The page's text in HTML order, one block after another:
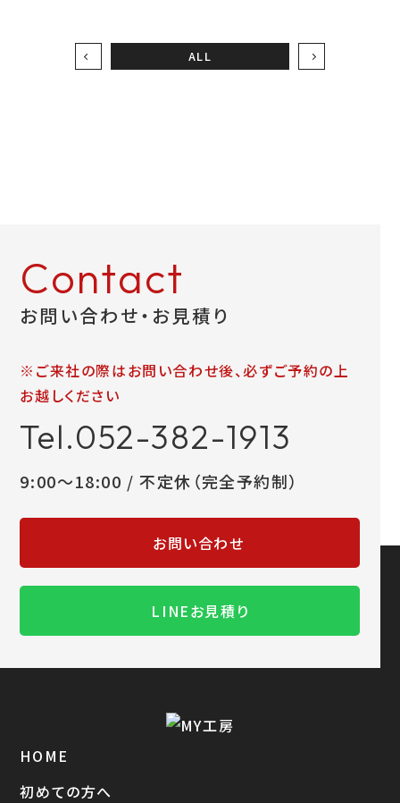
ALL
Contact
お問い合わせ・お見積り
※ご来社の際はお問い合わせ後、必ずご予約の上
お越しください
Tel.052-382-1913
9:00～18:00 / 不定休（完全予約制）
お問い合わせ
LINEお見積り
HOME
初めての方へ